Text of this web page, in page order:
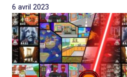
6 avril 2023